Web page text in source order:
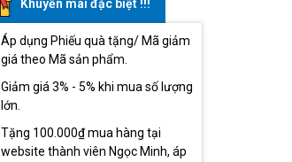
Khuyến mãi đặc biệt !!!
Áp dụng Phiếu quà tặng/ Mã giảm
giá theo Mã sản phẩm.
Giảm giá 3% - 5% khi mua số lượng
lớn.
Tặng 100.000₫ mua hàng tại
website thành viên Ngọc Minh, áp